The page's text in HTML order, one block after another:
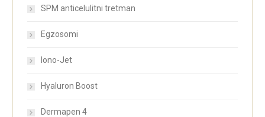
SPM anticelulitni tretman
Egzosomi
Iono-Jet
Hyaluron Boost
Dermapen 4